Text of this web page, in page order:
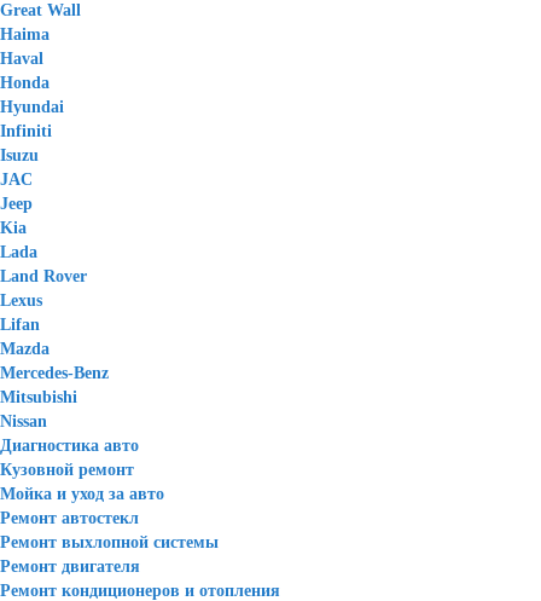
Great Wall
Haima
Haval
Honda
Hyundai
Infiniti
Isuzu
JAC
Jeep
Kia
Lada
Land Rover
Lexus
Lifan
Mazda
Mercedes-Benz
Mitsubishi
Nissan
Диагностика авто
Кузовной ремонт
Мойка и уход за авто
Ремонт автостекл
Ремонт выхлопной системы
Ремонт двигателя
Ремонт кондиционеров и отопления